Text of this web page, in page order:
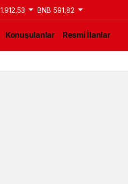
1.912,53 BNB 591,82
Konuşulanlar Resmi İlanlar